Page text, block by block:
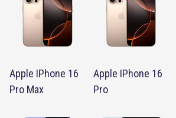
Apple IPhone 16
Pro Max
Apple IPhone 16
Pro